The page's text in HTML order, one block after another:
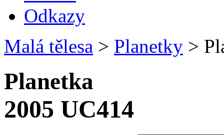
Odkazy
Malá tělesa > Planetky >
Planetka
2005 UC414